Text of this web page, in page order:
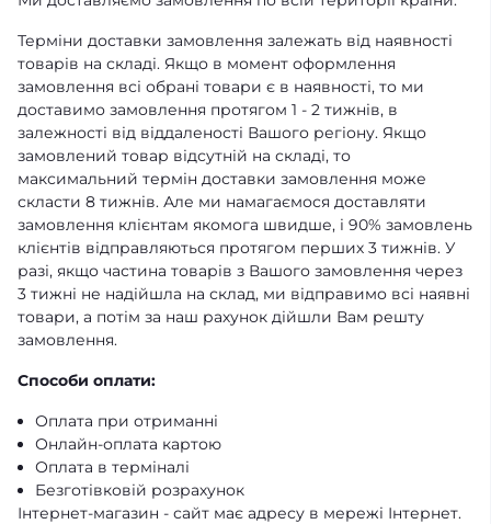
Терміни доставки замовлення залежать від наявності
товарів на складі. Якщо в момент оформлення
замовлення всі обрані товари є в наявності, то ми
доставимо замовлення протягом 1 - 2 тижнів, в
залежності від віддаленості Вашого регіону. Якщо
замовлений товар відсутній на складі, то
максимальний термін доставки замовлення може
скласти 8 тижнів. Але ми намагаємося доставляти
замовлення клієнтам якомога швидше, і 90% замовлень
клієнтів відправляються протягом перших 3 тижнів. У
разі, якщо частина товарів з Вашого замовлення через
3 тижні не надійшла на склад, ми відправимо всі наявні
товари, а потім за наш рахунок дійшли Вам решту
замовлення.
Способи оплати:
Оплата при отриманні
Онлайн-оплата картою
Оплата в терміналі
Безготівковій розрахунок
Інтернет-магазин - сайт має адресу в мережі Інтернет.